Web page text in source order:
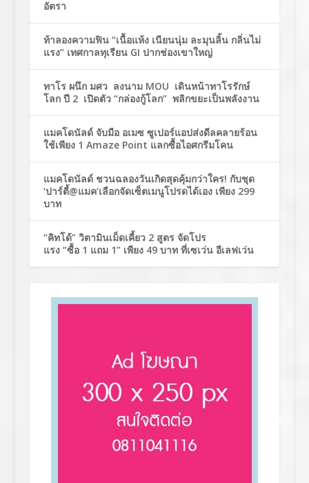
อัตรา
ท้าลองความฟิน “เนื้อแห้ง เนียนนุ่ม ละมุนลิ้น กลิ่นไม่
แรง” เทศกาลทุเรียน GI ปากช่องเขาใหญ่
ทาโร ผนึก มศว ลงนาม MOU เดินหน้าทาโรรักษ์
โลก ปี 2 เปิดตัว “กล่องกู้โลก” พลิกขยะเป็นพลังงาน
แมคโดนัลด์ จับมือ อเมซ ซูเปอร์แอปส่งดีลคลายร้อน
ใช้เพียง 1 Amaze Point แลกซื้อไอศกรีมโคน
แมคโดนัลด์ ชวนฉลองวันเกิดสุดคุ้มกว่าใคร! กับชุด
‘ปาร์ตี้@แมค’เลือกจัดเซ็ตเมนูโปรดได้เอง เพียง 299
บาท
“คิทโด้” วิตามินเม็ดเคี้ยว 2 สูตร จัดโปร
แรง “ซื้อ 1 แถม 1” เพียง 49 บาท ที่เซเว่น อีเลฟเว่น